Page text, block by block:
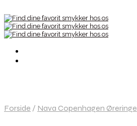
Forside / Nava Copenhagen Øreringe